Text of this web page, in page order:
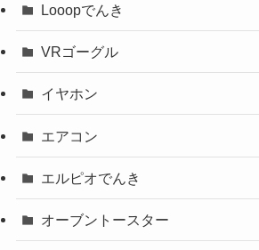
Looopでんき
VRゴーグル
イヤホン
エアコン
エルピオでんき
オーブントースター